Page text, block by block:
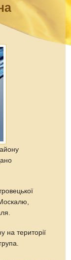
на території